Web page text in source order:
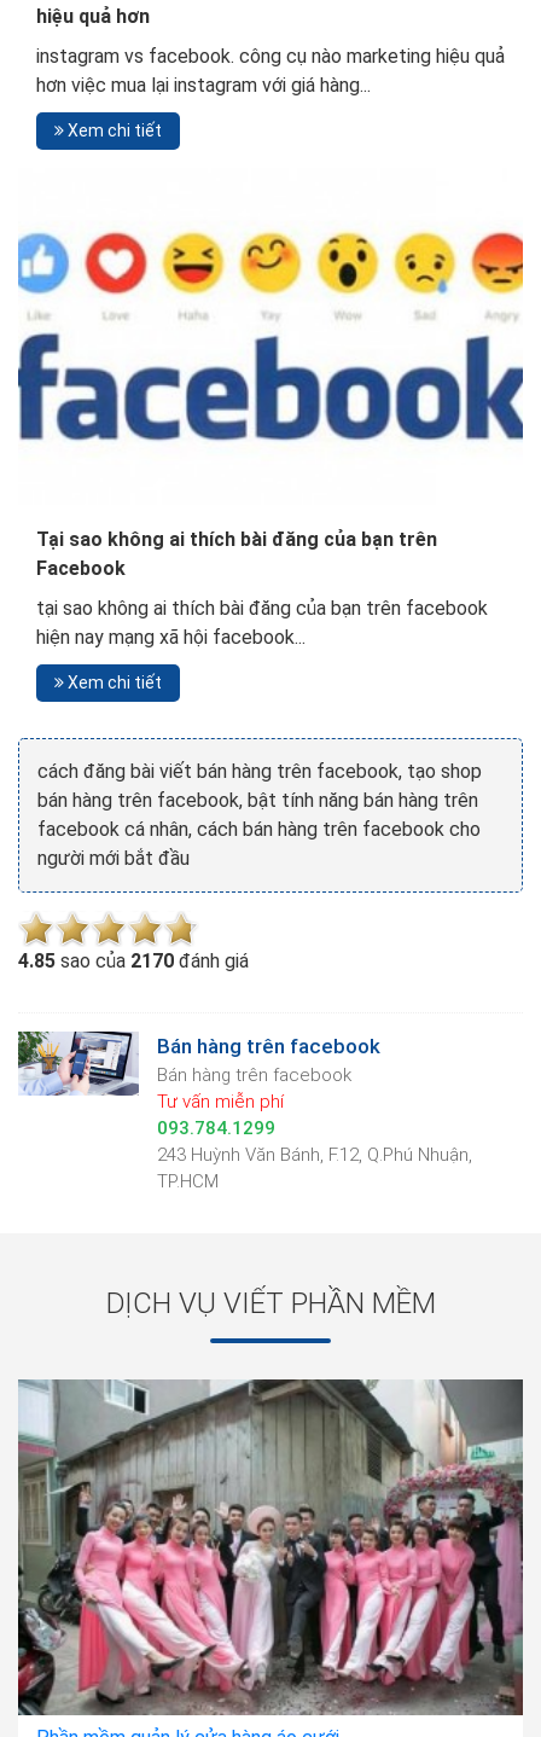
hiệu quả hơn
instagram vs facebook. công cụ nào marketing hiệu quả
hơn việc mua lại instagram với giá hàng...
Xem chi tiết
Tại sao không ai thích bài đăng của bạn trên
Facebook
tại sao không ai thích bài đăng của bạn trên facebook
hiện nay mạng xã hội facebook...
Xem chi tiết
cách đăng bài viết bán hàng trên facebook, tạo shop
bán hàng trên facebook, bật tính năng bán hàng trên
facebook cá nhân, cách bán hàng trên facebook cho
người mới bắt đầu
4.85 sao của 2170 đánh giá
Bán hàng trên facebook
Bán hàng trên facebook
Tư vấn miễn phí
093.784.1299
243 Huỳnh Văn Bánh, F.12, Q.Phú Nhuận,
TP.HCM
DỊCH VỤ VIẾT PHẦN MỀM